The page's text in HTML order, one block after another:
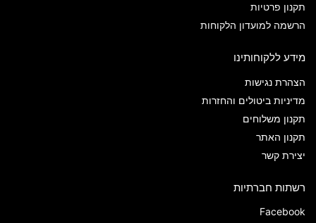
תקנון פרטיות
הרשמה למועדון הלקוחות
מידע ללקוחותינו
הצהרת נגישות
מדיניות ביטולים והחזרות
תקנון משלוחים
תקנון האתר
יצירת קשר
רשתות חברתיות
Facebook